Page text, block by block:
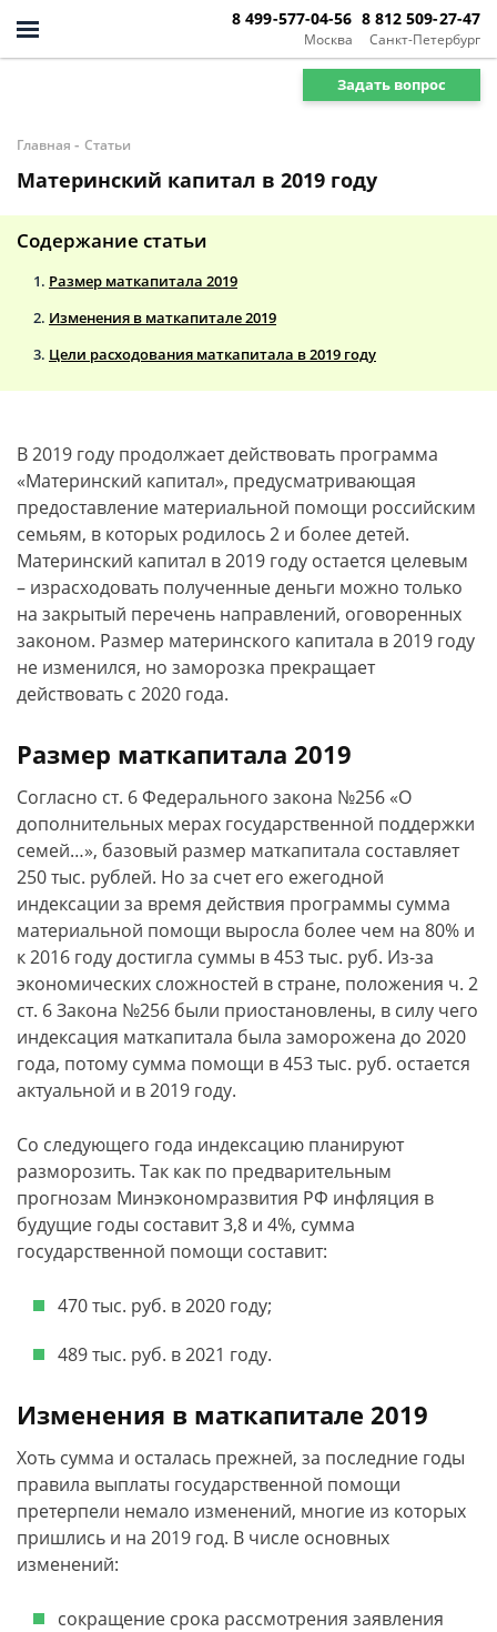
Москва
8 499-577-04-56
Санкт-Петербург
8 812 509-27-47
Задать вопрос
Главная - Статьи
Материнский капитал в 2019 году
Содержание статьи
Размер маткапитала 2019
Изменения в маткапитале 2019
Цели расходования маткапитала в 2019 году
В 2019 году продолжает действовать программа
«Материнский капитал», предусматривающая
предоставление материальной помощи российским
семьям, в которых родилось 2 и более детей.
Материнский капитал в 2019 году остается целевым
– израсходовать полученные деньги можно только
на закрытый перечень направлений, оговоренных
законом. Размер материнского капитала в 2019 году
не изменился, но заморозка прекращает
действовать с 2020 года.
Размер маткапитала 2019
Согласно ст. 6 Федерального закона №256 «О
дополнительных мерах государственной поддержки
семей…», базовый размер маткапитала составляет
250 тыс. рублей. Но за счет его ежегодной
индексации за время действия программы сумма
материальной помощи выросла более чем на 80% и
к 2016 году достигла суммы в 453 тыс. руб. Из-за
экономических сложностей в стране, положения ч. 2
ст. 6 Закона №256 были приостановлены, в силу чего
индексация маткапитала была заморожена до 2020
года, потому сумма помощи в 453 тыс. руб. остается
актуальной и в 2019 году.
Со следующего года индексацию планируют
разморозить. Так как по предварительным
прогнозам Минэкономразвития РФ инфляция в
будущие годы составит 3,8 и 4%, сумма
государственной помощи составит:
470 тыс. руб. в 2020 году;
489 тыс. руб. в 2021 году.
Изменения в маткапитале 2019
Хоть сумма и осталась прежней, за последние годы
правила выплаты государственной помощи
претерпели немало изменений, многие из которых
пришлись и на 2019 год. В числе основных
изменений:
сокращение срока рассмотрения заявления